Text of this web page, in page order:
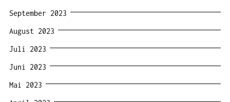
September 2023
August 2023
Juli 2023
Juni 2023
Mai 2023